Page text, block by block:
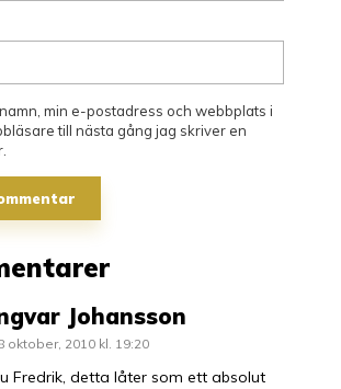
min e-postadress och webbplats i
till nästa gång jag skriver en
Johansson
oktober, 2010 kl. 19:20
Fredrik, detta låter som ett absolut